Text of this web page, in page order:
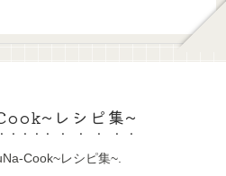
レシピ集~
Cook~レシピ集~.